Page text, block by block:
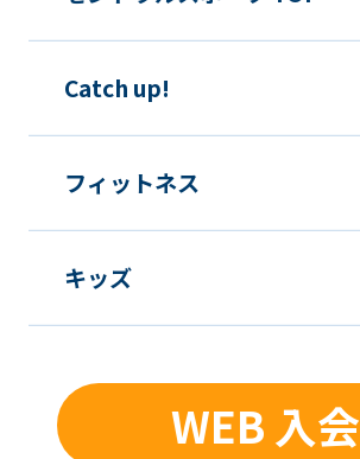
Catch up!
フィットネス
キッズ
WEB 入会